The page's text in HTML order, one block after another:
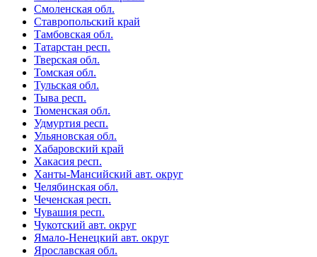
Смоленская обл.
Ставропольский край
Тамбовская обл.
Татарстан респ.
Тверская обл.
Томская обл.
Тульская обл.
Тыва респ.
Тюменская обл.
Удмуртия респ.
Ульяновская обл.
Хабаровский край
Хакасия респ.
Ханты-Мансийский авт. округ
Челябинская обл.
Чеченская респ.
Чувашия респ.
Чукотский авт. округ
Ямало-Ненецкий авт. округ
Ярославская обл.